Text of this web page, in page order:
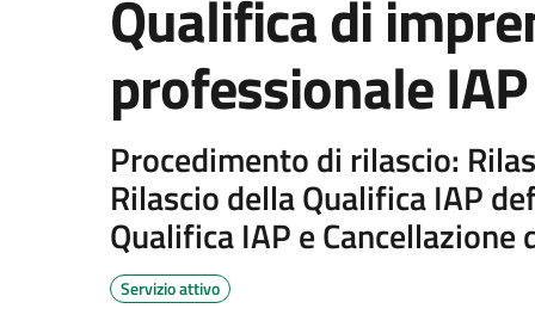
Qualifica di
professionale IAP
Dettagli del servizio
Procedimento di rilascio:
Rilascio della Qualifica IAP
Qualifica IAP e Cancellazione
Servizio attivo